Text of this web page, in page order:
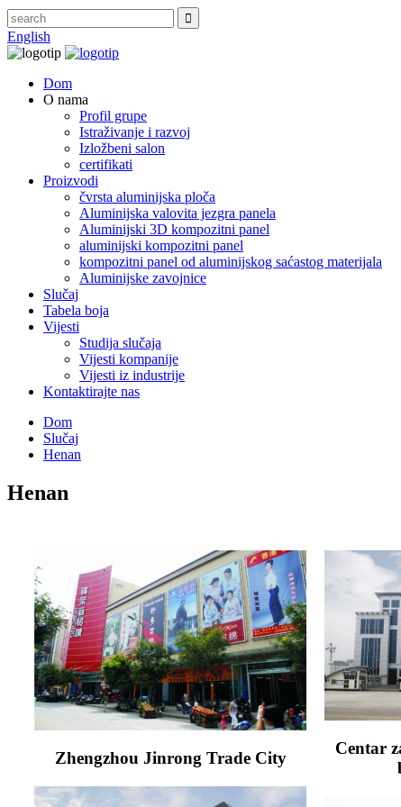
English
Dom
O nama
Profil grupe
Istraživanje i razvoj
Izložbeni salon
certifikati
Proizvodi
čvrsta aluminijska ploča
Aluminijska valovita jezgra panela
Aluminijski 3D kompozitni panel
aluminijski kompozitni panel
kompozitni panel od aluminijskog saćastog materijala
Aluminijske zavojnice
Slučaj
Tabela boja
Vijesti
Studija slučaja
Vijesti kompanije
Vijesti iz industrije
Kontaktirajte nas
Dom
Slučaj
Henan
Henan
Zhengzhou Jinrong Trade City
Centar